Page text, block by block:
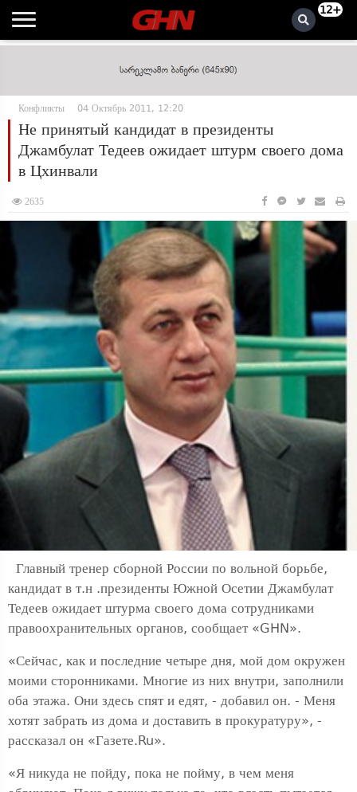
12+
Конфликты 04 Октябрь 2011, 12:20
Не принятый кандидат в президенты
Джамбулат Тедеев ожидает штурм своего дома
в Цхинвали
2635
Главный тренер сборной России по вольной борьбе,
кандидат в т.н .президенты Южной Осетии Джамбулат
Тедеев ожидает штурма своего дома сотрудниками
правоохранительных органов, сообщает «GHN».
«Сейчас, как и последние четыре дня, мой дом окружен
моими сторонниками. Многие из них внутри, заполнили
оба этажа. Они здесь спят и едят, - добавил он. - Меня
хотят забрать из дома и доставить в прокуратуру», -
рассказал он «Газете.Ru».
«Я никуда не пойду, пока не пойму, в чем меня